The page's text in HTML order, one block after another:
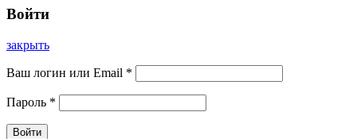
Войти
закрыть
Ваш логин или Email *
Пароль *
Войти